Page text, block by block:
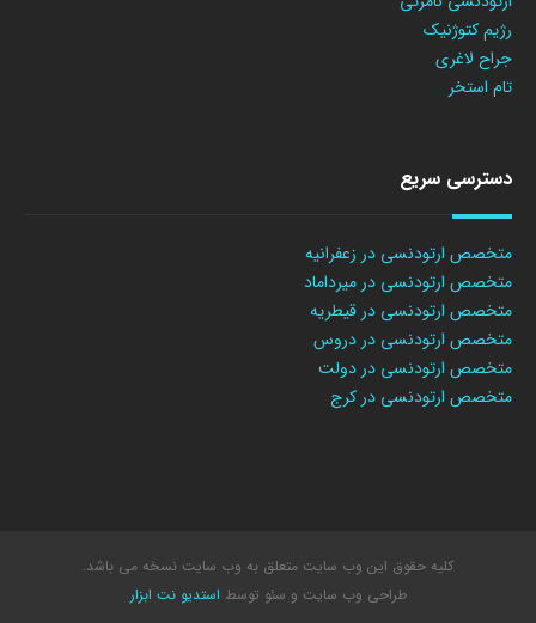
رژیم کتوژنیک
جراح لاغری
تام استخر
دسترسی سریع
متخصص ارتودنسی در زعفرانیه
متخصص ارتودنسی در میرداماد
متخصص ارتودنسی در قیطریه
متخصص ارتودنسی در دروس
متخصص ارتودنسی در دولت
متخصص ارتودنسی در کرج
کلیه حقوق این وب سایت متعلق به وب سایت نسخه می باشد.
طراحی وب سایت و سئو توسط استدیو نت ابزار